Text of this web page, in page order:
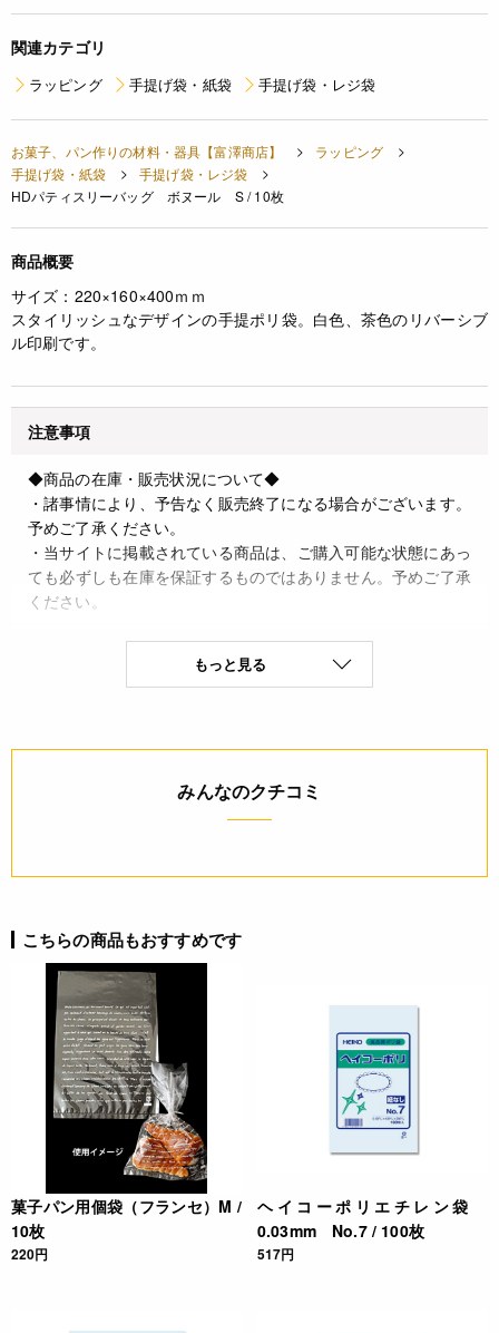
関連カテゴリ
ラッピング 手提げ袋・紙袋 手提げ袋・レジ袋
お菓子、パン作りの材料・器具【富澤商店】
ラッピング
手提げ袋・紙袋
手提げ袋・レジ袋
HDパティスリーバッグ ボヌール S / 10枚
商品概要
サイズ：220×160×400ｍｍ
スタイリッシュなデザインの手提ポリ袋。白色、茶色のリバーシブ
ル印刷です。
注意事項
◆商品の在庫・販売状況について◆
・諸事情により、予告なく販売終了になる場合がございます。
予めご了承ください。
・当サイトに掲載されている商品は、ご購入可能な状態にあっ
ても必ずしも在庫を保証するものではありません。予めご了承
ください。
JANコード
もっと見る
みんなのクチコミ
こちらの商品もおすすめです
菓子パン用個袋（フランセ）M /
10枚
220円
ヘイコーポリエチレン袋
0.03mm No.7 / 100枚
517円